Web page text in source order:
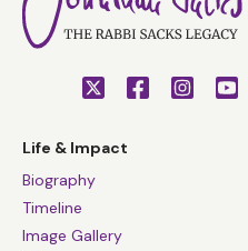
Life & Impact
Biography
Timeline
Image Gallery